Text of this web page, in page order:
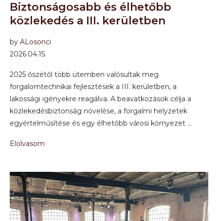
Biztonságosabb és élhetőbb
közlekedés a III. kerületben
by ALosonci
2026.04.15.
2025 őszétől több ütemben valósultak meg
forgalomtechnikai fejlesztések a III. kerületben, a
lakossági igényekre reagálva. A beavatkozások célja a
közlekedésbiztonság növelése, a forgalmi helyzetek
egyértelműsítése és egy élhetőbb városi környezet …
Elolvasom